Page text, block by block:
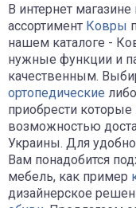
В интернет
ассортимент Ковры
нашем каталоге -
нужные функции и
качественным.
ортопедические либо
приобрести
возможностью
Украины. Для
Вам понадобится
мебель, как пример
дизайнерское